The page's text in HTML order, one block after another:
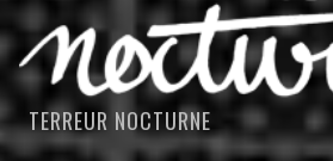
TERREUR NOCTURNE